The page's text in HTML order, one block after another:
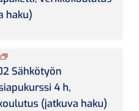
haku)
Sähkötyön
4 h,
(jatkuva haku)